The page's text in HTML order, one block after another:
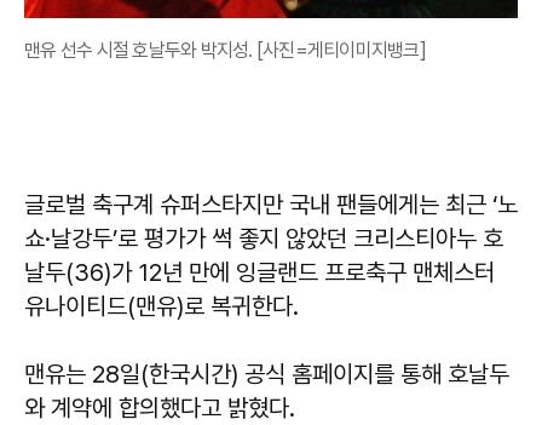
맨유 선수 시절 호날두와 박지성. [사진=게티이미지뱅크]
글로벌 축구계 슈퍼스타지만 국내 팬들에게는 최근 ‘노
쇼·날강두’로 평가가 썩 좋지 않았던 크리스티아누 호
날두(36)가 12년 만에 잉글랜드 프로축구 맨체스터
유나이티드(맨유)로 복귀한다.
맨유는 28일(한국시간) 공식 홈페이지를 통해 호날두
와 계약에 합의했다고 밝혔다.